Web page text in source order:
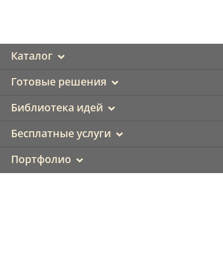
Каталог
Готовые решения
Библиотека идей
Бесплатные услуги
Портфолио